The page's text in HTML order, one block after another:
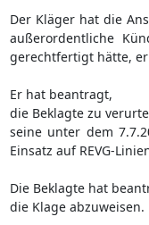
Der Kläger hat die
außerordentliche
gerechtfertigt hätte,
Er hat beantragt,
die Beklagte zu
seine unter dem
Einsatz auf REVG-
Die Beklagte hat
die Klage abzuweisen.